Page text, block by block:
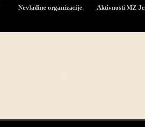
Nevladine organizacije Aktivnosti MZ